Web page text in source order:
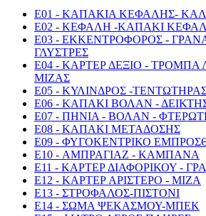
E01 - ΚΑΠΑΚΙΑ ΚΕΦΑΛΗΣ-
E02 - ΚΕΦΑΛΗ -ΚΑΠΑΚΙ
E03 - ΕΚΚΕΝΤΡΟΦΟΡΟΣ -
ΓΛΥΣΤΡΕΣ
E04 - ΚΑΡΤΕΡ ΔΕΞΙΟ -
ΜΙΖΑΣ
E05 - ΚΥΛΙΝΔΡΟΣ -
E06 - ΚΑΠΑΚΙ ΒΟΛΑΝ -
E07 - ΠΗΝΙΑ - ΒΟΛΑΝ -
E08 - ΚΑΠΑΚΙ ΜΕΤΑΔΟΣΗΣ
E09 - ΦΥΓΟΚΕΝΤΡΙΚΟ
E10 - ΑΜΠΡΑΓΙΑΖ - ΚΑΜΠΑΝΑ
E11 - ΚΑΡΤΕΡ ΔΙΑΦΟΡΙΚΟΥ -
E12 - ΚΑΡΤΕΡ ΑΡΙΣΤΕΡΟ - ΜΙΖΑ
E13 - ΣΤΡΟΦΑΛΟΣ-ΠΙΣΤΟΝΙ
E14 - ΣΩΜΑ ΨΕΚΑΣΜΟΥ-ΜΠΕΚ